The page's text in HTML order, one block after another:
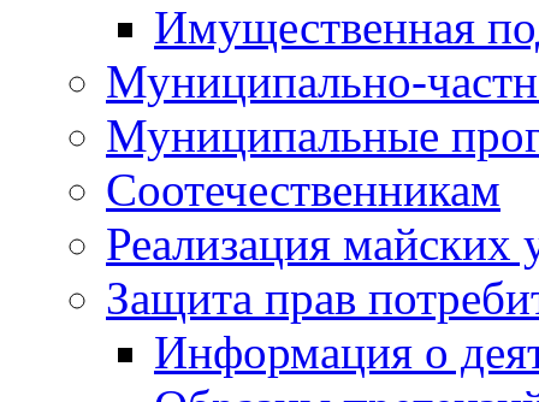
Имущественная
Муниципально-
Муниципальные
Соотечественникам
Реализация майских
Защита прав
Информация о